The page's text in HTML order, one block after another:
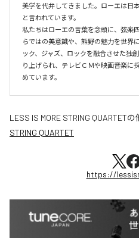
美学を代弁してきました。ローエは日
と言われています。
私たちはローエの言葉を念頭に、弦楽
らではの美意識や、熊野の魅力を世界
ック、ジャズ、ロックを融合させた独
り上げられ、テレビＣＭや映画音楽に
めています。
LESS IS MORE STRING QUARTETの
STRING QUARTET
https://